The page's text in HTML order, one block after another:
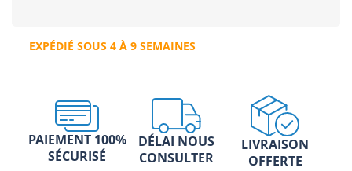
EXPÉDIÉ SOUS 4 À 9 SEMAINES
PAIEMENT 100%
SÉCURISÉ
DÉLAI NOUS
CONSULTER
LIVRAISON
OFFERTE